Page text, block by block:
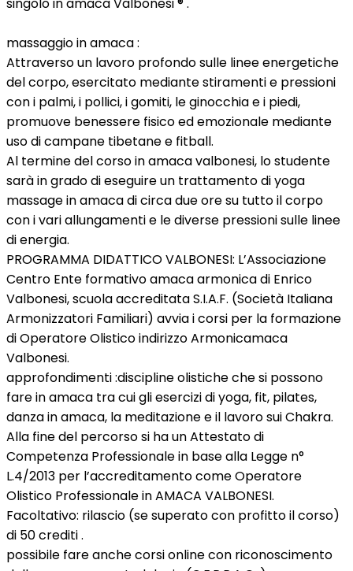
massaggio in amaca :
Attraverso un lavoro profondo sulle linee energetiche
del corpo, esercitato mediante stiramenti e pressioni
con i palmi, i pollici, i gomiti, le ginocchia e i piedi,
promuove benessere fisico ed emozionale mediante
uso di campane tibetane e fitball.
Al termine del corso in amaca valbonesi, lo studente
sarà in grado di eseguire un trattamento di yoga
massage in amaca di circa due ore su tutto il corpo
con i vari allungamenti e le diverse pressioni sulle linee
di energia.
PROGRAMMA DIDATTICO VALBONESI: L’Associazione
Centro Ente formativo amaca armonica di Enrico
Valbonesi, scuola accreditata S.I.A.F. (Società Italiana
Armonizzatori Familiari) avvia i corsi per la formazione
di Operatore Olistico indirizzo Armonicamaca
Valbonesi.
approfondimenti :discipline olistiche che si possono
fare in amaca tra cui gli esercizi di yoga, fit, pilates,
danza in amaca, la meditazione e il lavoro sui Chakra.
Alla fine del percorso si ha un Attestato di
Competenza Professionale in base alla Legge n°
L.4/2013 per l’accreditamento come Operatore
Olistico Professionale in AMACA VALBONESI.
Facoltativo: rilascio (se superato con profitto il corso)
di 50 crediti .
possibile fare anche corsi online con riconoscimento